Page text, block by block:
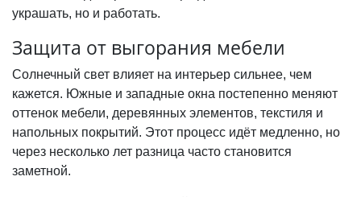
украшать, но и работать.
Защита от выгорания мебели
Солнечный свет влияет на интерьер сильнее, чем
кажется. Южные и западные окна постепенно меняют
оттенок мебели, деревянных элементов, текстиля и
напольных покрытий. Этот процесс идёт медленно, но
через несколько лет разница часто становится
заметной.